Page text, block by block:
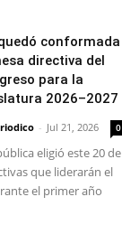
conformada
directiva del
para la
2026–2027
- Jul 21, 2026 0
eligió este 20 de
que liderarán el
el primer año